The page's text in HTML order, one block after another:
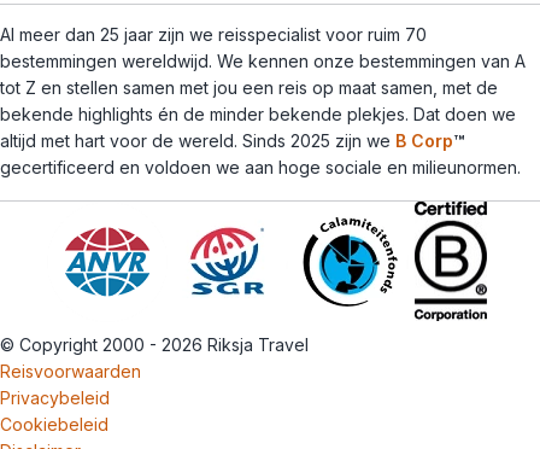
Al meer dan 25 jaar zijn we reisspecialist voor ruim 70
bestemmingen wereldwijd. We kennen onze bestemmingen van A
tot Z en stellen samen met jou een reis op maat samen, met de
bekende highlights én de minder bekende plekjes. Dat doen we
altijd met hart voor de wereld. Sinds 2025 zijn we B Corp™
gecertificeerd en voldoen we aan hoge sociale en milieunormen.
© Copyright 2000 - 2026 Riksja Travel
Reisvoorwaarden
Privacybeleid
Cookiebeleid